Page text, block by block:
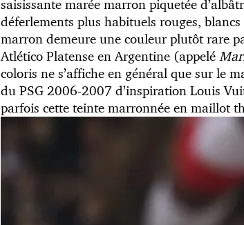
saisissante marée marron piquetée
déferlements plus habituels rouges,
marron demeure une couleur plutôt rare
Atlético Platense en Argentine (appelé
coloris ne s’affiche en général que sur le
du PSG 2006-2007 d’inspiration Louis
parfois cette teinte marronnée en maillot